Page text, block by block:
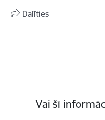
Dalīties
Vai šī